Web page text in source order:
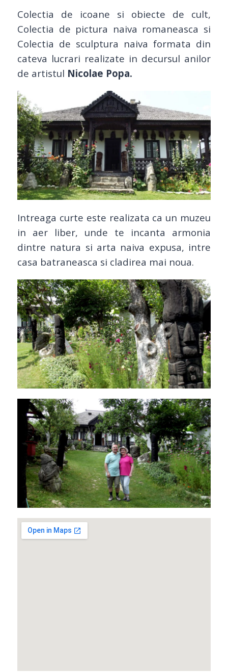
Colectia de icoane si obiecte de cult,
Colectia de pictura naiva romaneasca si
Colectia de sculptura naiva formata din
cateva lucrari realizate in decursul anilor
de artistul Nicolae Popa.
Intreaga curte este realizata ca un muzeu
in aer liber, unde te incanta armonia
dintre natura si arta naiva expusa, intre
casa batraneasca si cladirea mai noua.